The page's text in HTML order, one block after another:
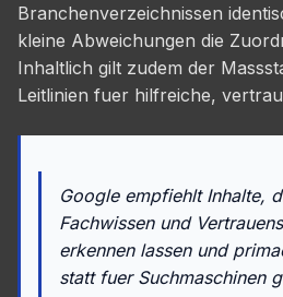
Branchenverzeichnissen
kleine Abweichungen die
Inhaltlich gilt zudem der
Leitlinien fuer hilfreiche,
Google empfiehlt Inhalte,
Fachwissen und
erkennen lassen und
statt fuer Suchmaschinen